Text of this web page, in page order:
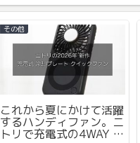
その他
これから夏にかけて活躍
するハンディファン。ニ
トリで充電式の4WAY 冷